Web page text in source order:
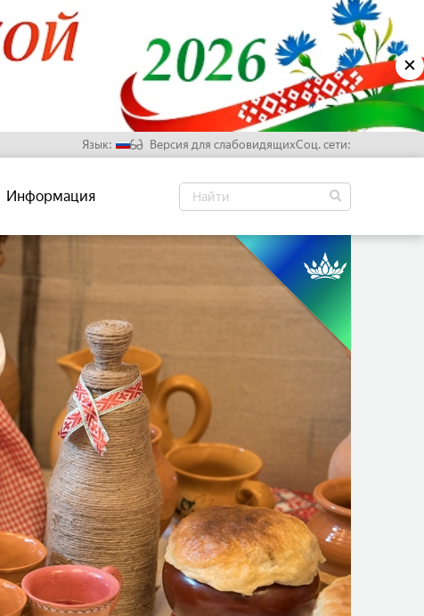
✕
Язык:
Белорусский
Китайский
Версия для слабовидящихСоц. сети:
Информация